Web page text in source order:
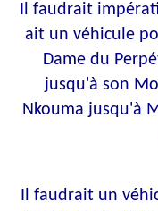
Il faudrait
ait un véhicule
Dame du
jusqu'à son
Nkouma jusqu'à
Il faudrait un